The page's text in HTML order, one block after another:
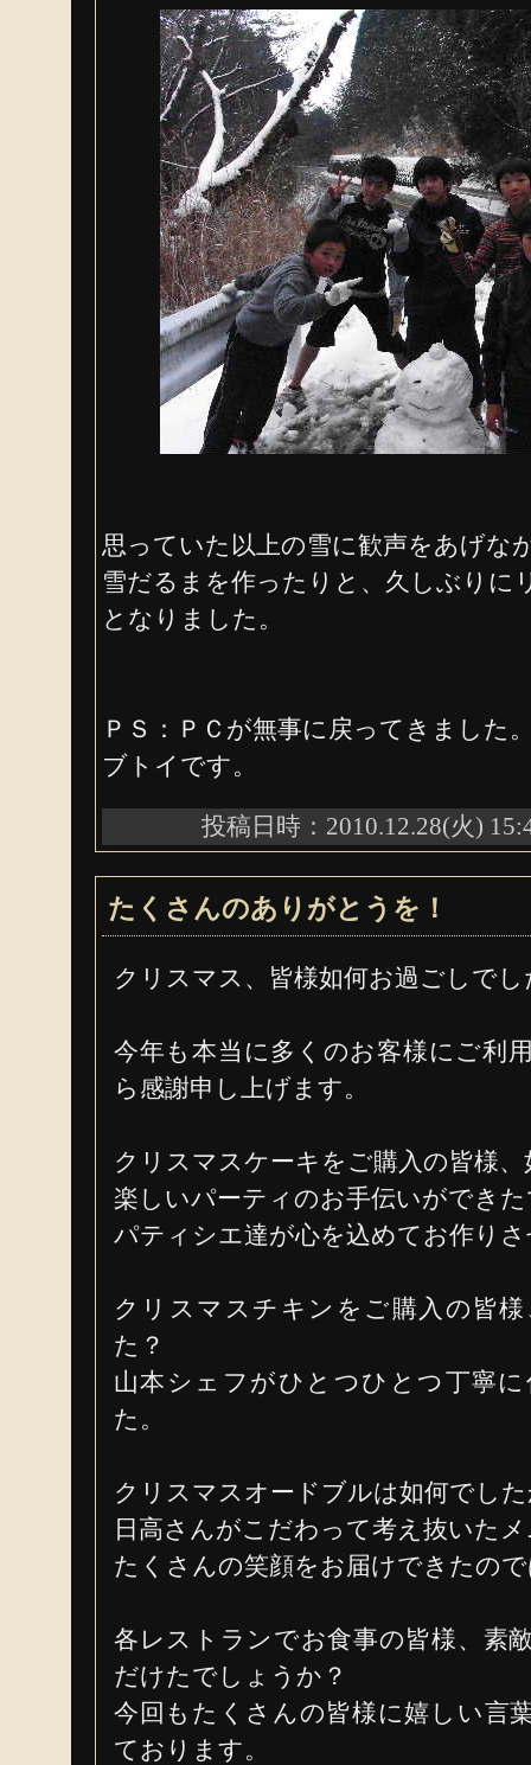
思っていた以上の雪に歓声をあげな
雪だるまを作ったりと、久しぶりに
となりました。
ＰＳ：ＰＣが無事に戻ってきました
ブトイです。
投稿日時：2010.12.28(火)
たくさんのありがとうを！
クリスマス、皆様如何お過ごしでし
今年も本当に多くのお客様にご利
ら感謝申し上げます。
クリスマスケーキをご購入の皆様
楽しいパーティのお手伝いができ
パティシエ達が心を込めてお作り
クリスマスチキンをご購入の皆
た？
山本シェフがひとつひとつ丁寧
た。
クリスマスオードブルは如何でし
日高さんがこだわって考え抜いた
たくさんの笑顔をお届けできたの
各レストランでお食事の皆様、素
だけたでしょうか？
今回もたくさんの皆様に嬉しい言
ております。